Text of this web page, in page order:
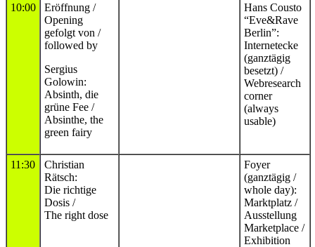
10:00
Eröffnung /
Opening
gefolgt von /
followed by
Sergius
Golowin:
Absinth, die
grüne Fee /
Absinthe, the
green fairy
Hans Cousto
“Eve&Rave
Berlin”:
Internetecke
(ganztägig
besetzt) /
Webresearch
corner
(always
usable)
11:30
Christian
Rätsch:
Die richtige
Dosis /
The right dose
Foyer
(ganztägig /
whole day):
Marktplatz /
Ausstellung
Marketplace /
Exhibition